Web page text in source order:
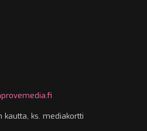
kautta, ks. mediakortti